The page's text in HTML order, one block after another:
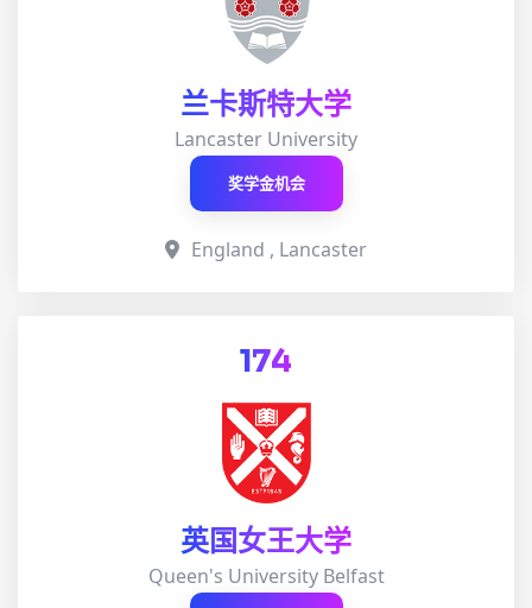
兰卡斯特大学
Lancaster University
奖学金机会
England , Lancaster
174
英国女王大学
Queen's University Belfast